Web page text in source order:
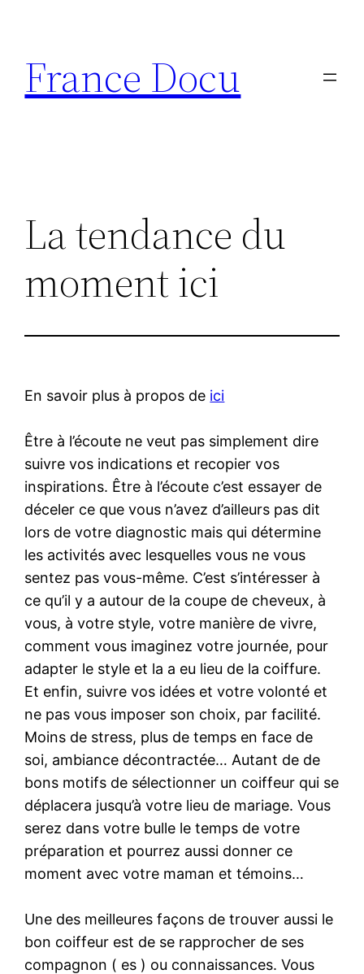
contenu
France Docu
La tendance du
moment ici
En savoir plus à propos de ici
Être à l’écoute ne veut pas simplement dire
suivre vos indications et recopier vos
inspirations. Être à l’écoute c’est essayer de
déceler ce que vous n’avez d’ailleurs pas dit
lors de votre diagnostic mais qui détermine
les activités avec lesquelles vous ne vous
sentez pas vous-même. C’est s’intéresser à
ce qu’il y a autour de la coupe de cheveux, à
vous, à votre style, votre manière de vivre,
comment vous imaginez votre journée, pour
adapter le style et la a eu lieu de la coiffure.
Et enfin, suivre vos idées et votre volonté et
ne pas vous imposer son choix, par facilité.
Moins de stress, plus de temps en face de
soi, ambiance décontractée… Autant de de
bons motifs de sélectionner un coiffeur qui se
déplacera jusqu’à votre lieu de mariage. Vous
serez dans votre bulle le temps de votre
préparation et pourrez aussi donner ce
moment avec votre maman et témoins…
Une des meilleures façons de trouver aussi le
bon coiffeur est de se rapprocher de ses
compagnon ( es ) ou connaissances. Vous